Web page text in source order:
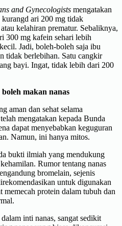
and Gynecologists mengatakan
ari 200 mg tidak
kelahiran prematur. Sebaliknya,
300 mg kafein sehari lebih
Jadi, boleh-boleh saja ibu
tidak berlebihan. Satu cangkir
bayi. Ingat, tidak lebih dari 200
makan nanas
aman dan sehat selama
mengatakan kepada Bunda
dapat menyebabkan keguguran
Namun, ini hanya mitos.
bukti ilmiah yang mendukung
Rumor tentang nanas
bromelain, sejenis
untuk digunakan
memecah protein dalam tubuh dan
inti nanas, sangat sedikit